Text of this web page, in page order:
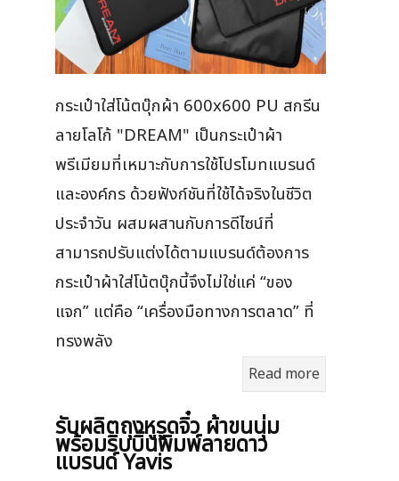
กระเป๋าใส่โน้ตบุ๊กผ้า 600x600 PU สกรีน
ลายโลโก้ "DREAM" เป็นกระเป๋าผ้า
พรีเมียมที่เหมาะกับการใช้โปรโมทแบรนด์
และองค์กร ด้วยฟังก์ชันที่ใช้ได้จริงในชีวิต
ประจำวัน ผสมผสานกับการดีไซน์ที่
สามารถปรับแต่งได้ตามแบรนด์ต้องการ
กระเป๋าผ้าใส่โน้ตบุ๊กนี้จึงไม่ใช่แค่ “ของ
แจก” แต่คือ “เครื่องมือทางการตลาด” ที่
ทรงพลัง
Read more
รับผลิตถุงหูรูดจิ๋ว ผ้าขนนุ่ม
พร้อมริบบิ้นพิมพ์ลายดาว
แบรนด์ Yavis